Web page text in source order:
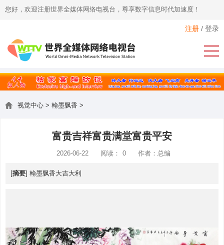
您好，欢迎注册世界全媒体网络电视台，尊享数字信息时代加速度！
注册 / 登录
视觉中心 > 翰墨飘香 >
富贵吉祥富贵满堂富贵平安
2026-06-22 阅读： 0 作者：总编
[摘要] 翰墨飘香大吉大利